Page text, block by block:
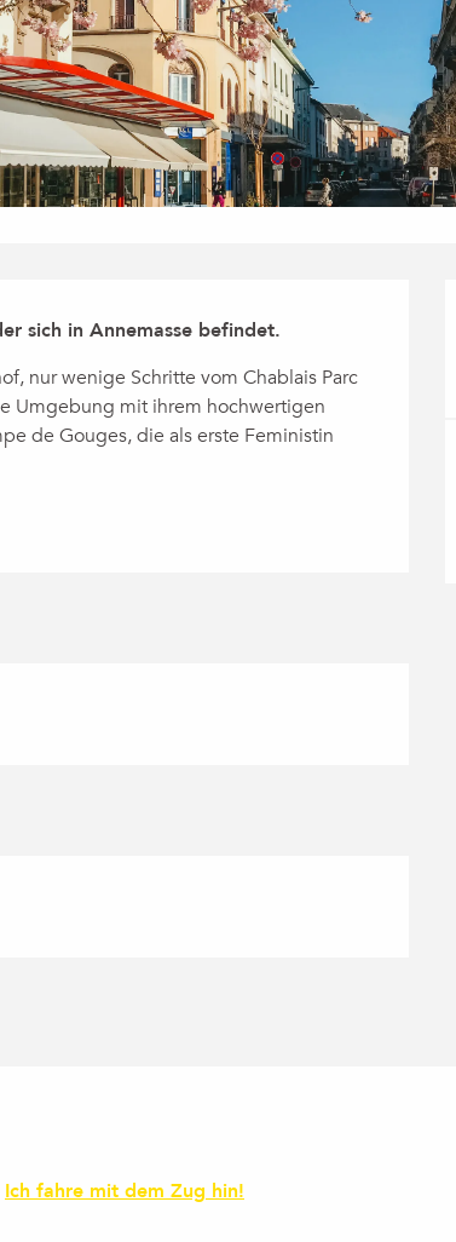
sich in Annemasse befindet.
nur wenige Schritte vom Chablais Parc
Umgebung mit ihrem hochwertigen
de Gouges, die als erste Feministin
Ich fahre mit dem Zug hin!